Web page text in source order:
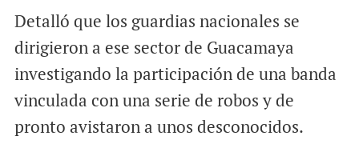
Detalló que los guardias nacionales se
dirigieron a ese sector de Guacamaya
investigando la participación de una banda
vinculada con una serie de robos y de
pronto avistaron a unos desconocidos.